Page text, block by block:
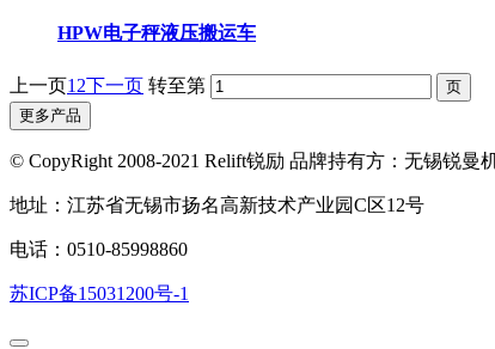
HPW电子秤液压搬运车
上一页1 2下一页 转至第
更多产品
© CopyRight 2008-2021 Relift锐励 品牌持有方：无锡锐
地址：江苏省无锡市扬名高新技术产业园C区12号
电话：0510-85998860
苏ICP备15031200号-1